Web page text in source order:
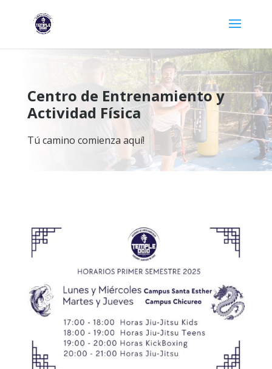
Centro de Entrenamiento y
Actividad Física
Tú camino comienza aquí!